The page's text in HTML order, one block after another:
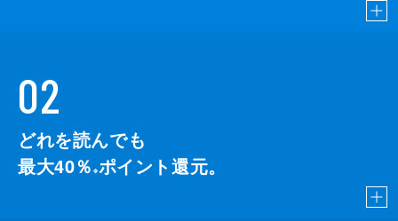
02
どれを読んでも
最大40％ ※ポイント還元。